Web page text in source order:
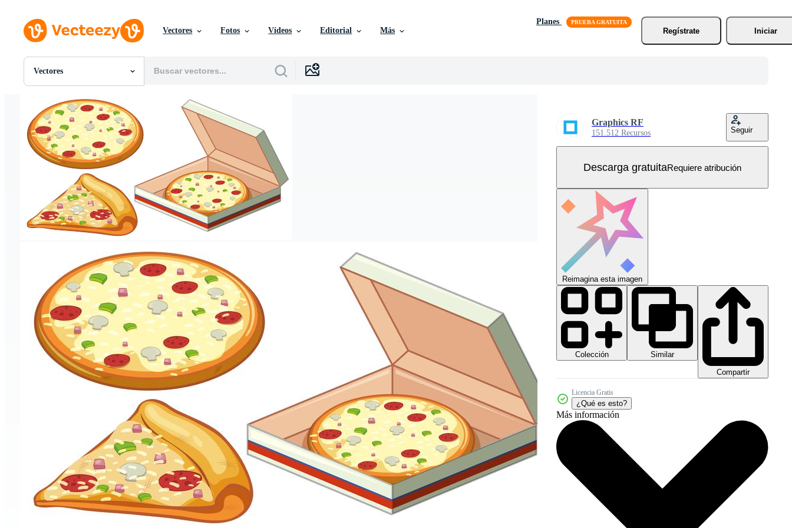
Vectores Fotos Vídeos Editorial Más
Planes
Regístrate
Iniciar
Vectores
Todas Imágenes
Fotos
PNGs
PSDs
SVGs
Plantillas
Vectores
Videos
Gráficos en Movimiento
Imágenes Editoriales
Eventos Editoriales
Graphics RF
151.512 Recursos Seguir
Descarga gratuitaRequiere atribución
Reimagina esta imagen
Colección
Similar
Compartir
Licencia Gratis
¿Qué es esto?
Más información